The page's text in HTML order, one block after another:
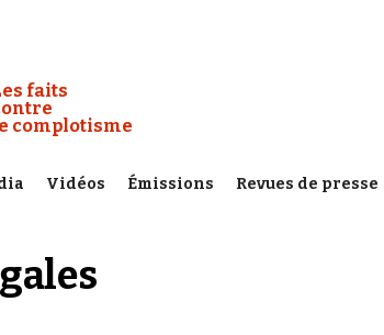
Watch :
faits
complotisme
Vidéos Émissions Revues de presse